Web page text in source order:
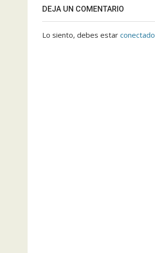
DEJA UN COMENTARIO
Lo siento, debes estar conectado